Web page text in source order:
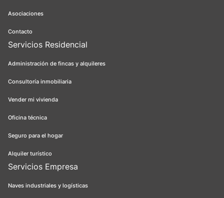
Asociaciones
Contacto
Servicios Residencial
Administración de fincas y alquileres
Consultoría inmobiliaria
Vender mi vivienda
Oficina técnica
Seguro para el hogar
Alquiler turístico
Servicios Empresa
Naves industriales y logísticas